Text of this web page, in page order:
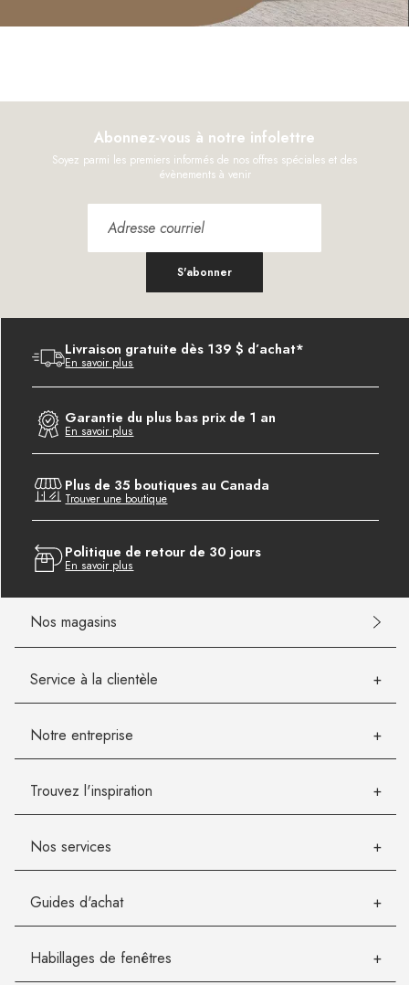
Abonnez-vous à notre infolettre
Soyez parmi les premiers informés de nos offres spéciales et des
évènements à venir
S'abonner
Livraison gratuite dès 139 $ d’achat*
En savoir plus
Garantie du plus bas prix de 1 an
En savoir plus
Plus de 35 boutiques au Canada
Trouver une boutique
Politique de retour de 30 jours
En savoir plus
Nos magasins
Service à la clientèle
Notre entreprise
Trouvez l'inspiration
Nos services
Guides d'achat
Habillages de fenêtres